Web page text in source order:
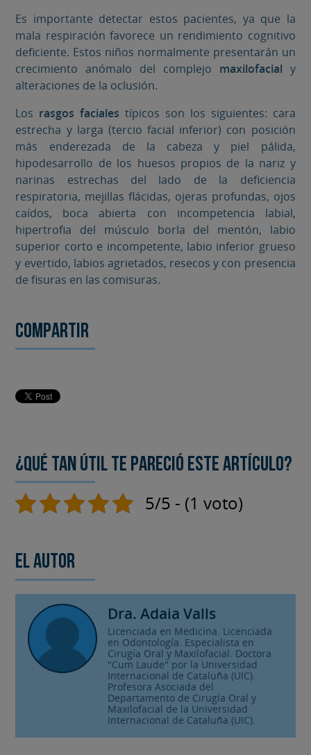
Es importante detectar estos pacientes, ya que la
mala respiración favorece un rendimiento cognitivo
deficiente. Estos niños normalmente presentarán un
crecimiento anómalo del complejo maxilofacial y
alteraciones de la oclusión.
Los rasgos faciales típicos son los siguientes: cara
estrecha y larga (tercio facial inferior) con posición
más enderezada de la cabeza y piel pálida,
hipodesarrollo de los huesos propios de la nariz y
narinas estrechas del lado de la deficiencia
respiratoria, mejillas flácidas, ojeras profundas, ojos
caídos, boca abierta con incompetencia labial,
hipertrofia del músculo borla del mentón, labio
superior corto e incompetente, labio inferior grueso
y evertido, labios agrietados, resecos y con presencia
de fisuras en las comisuras.
Compartir
¿Qué tan útil te pareció este artículo?
5/5 - (1 voto)
El autor
Dra. Adaia Valls
Licenciada en Medicina. Licenciada
en Odontología. Especialista en
Cirugía Oral y Maxilofacial. Doctora
"Cum Laude" por la Universidad
Internacional de Cataluña (UIC).
Profesora Asociada del
Departamento de Cirugía Oral y
Maxilofacial de la Universidad
Internacional de Cataluña (UIC).